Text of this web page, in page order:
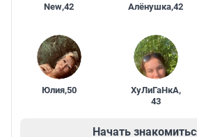
New,42 Алёнушка,42
Юлия,50 ХуЛиГаНкА,
43
Начать